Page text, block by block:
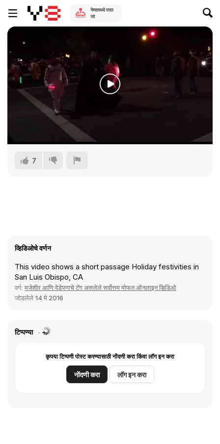
गेम्समध्ये परत
जा
7
व्हिडिओचे वर्णन
This video shows a short passage Holiday festivities in
San Luis Obispo, CA
वर्ग: मजेशीर आणि वेडेपणाचे टॅग असलेले सर्वोत्तम मोफत ऑनलाइन व्हिडिओ
जोडलेले 14 मे 2016
टिप्पण्या
कृपया टिप्पणी पोस्ट करण्यासाठी नोंदणी करा किंवा लॉग इन करा
नोंदणी करा लॉग इन करा